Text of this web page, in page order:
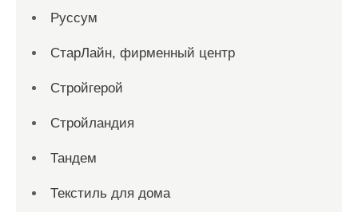
Руссум
СтарЛайн, фирменный центр
Стройгерой
Стройландия
Тандем
Текстиль для дома